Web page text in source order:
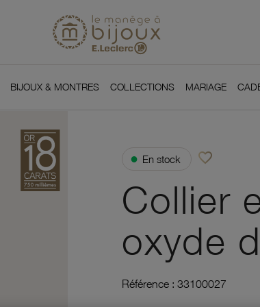
BIJOUX & MONTRES COLLECTIONS MARIAGE
● En stock favorite_borderAjouter à vos
Collier
oxyde
Référence : 33100027